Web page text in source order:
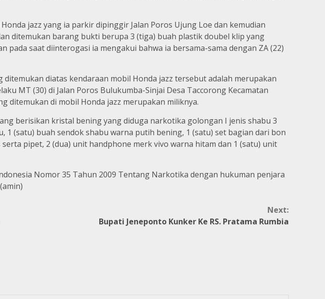
jazz yang ia parkir dipinggir Jalan Poros Ujung Loe dan kemudian
ditemukan barang bukti berupa 3 (tiga) buah plastik doubel klip yang
saat diinterogasi ia mengakui bahwa ia bersama-sama dengan ZA (22)
diatas kendaraan mobil Honda jazz tersebut adalah merupakan
MT (30) di Jalan Poros Bulukumba-Sinjai Desa Taccorong Kecamatan
ditemukan di mobil Honda jazz merupakan miliknya.
berisikan kristal bening yang diduga narkotika golongan I jenis shabu 3
(satu) buah sendok shabu warna putih bening, 1 (satu) set bagian dari bon
pipet, 2 (dua) unit handphone merk vivo warna hitam dan 1 (satu) unit
Nomor 35 Tahun 2009 Tentang Narkotika dengan hukuman penjara
Next:
Bupati Jeneponto Kunker Ke RS. Pratama Rumbia